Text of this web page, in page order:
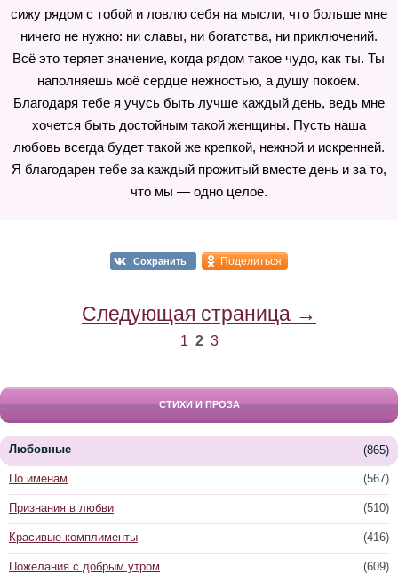
сижу рядом с тобой и ловлю себя на мысли, что больше мне
ничего не нужно: ни славы, ни богатства, ни приключений.
Всё это теряет значение, когда рядом такое чудо, как ты. Ты
наполняешь моё сердце нежностью, а душу покоем.
Благодаря тебе я учусь быть лучше каждый день, ведь мне
хочется быть достойным такой женщины. Пусть наша
любовь всегда будет такой же крепкой, нежной и искренней.
Я благодарен тебе за каждый прожитый вместе день и за то,
что мы — одно целое.
Сохранить Поделиться
Следующая страница →
1 2 3
СТИХИ И ПРОЗА
(865)
Любовные
(567)
По именам
(510)
Признания в любви
(416)
Красивые комплименты
(609)
Пожелания с добрым утром